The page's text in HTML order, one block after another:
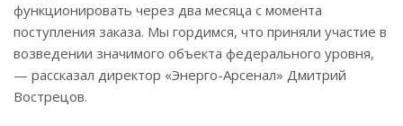
функционировать через два месяца с момента
поступления заказа. Мы гордимся, что приняли участие в
возведении значимого объекта федерального уровня,
— рассказал директор «Энерго-Арсенал» Дмитрий
Вострецов.